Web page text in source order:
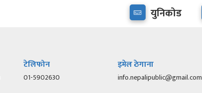
युनिकोड
टेलिफोन
01-5902630
इमेल ठेगाना
info.nepalipublic@gmail.com